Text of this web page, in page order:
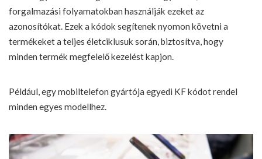
forgalmazási folyamatokban használják ezeket az
azonosítókat. Ezek a kódok segítenek nyomon követni a
termékeket a teljes életciklusuk során, biztosítva, hogy
minden termék megfelelő kezelést kapjon.
Például, egy mobiltelefon gyártója egyedi KF kódot rendel
minden egyes modellhez.